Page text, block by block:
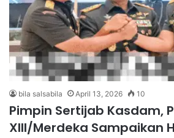
bila salsabila April 13, 2026 10
Pimpin Sertijab Kasdam,
XIII/Merdeka Sampaikan